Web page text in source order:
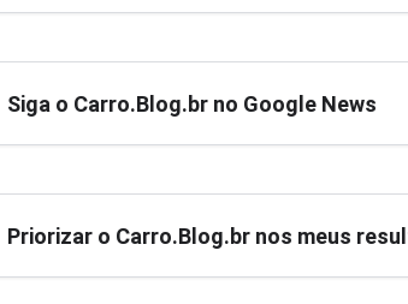
Siga o Carro.Blog.br no Google News
Priorizar o Carro.Blog.br nos meus